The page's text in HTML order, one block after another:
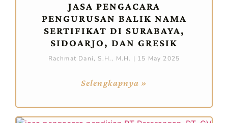
JASA PENGACARA
PENGURUSAN BALIK NAMA
SERTIFIKAT DI SURABAYA,
SIDOARJO, DAN GRESIK
Rachmat Dani, S.H., M.H. 15 May 2025
Selengkapnya »